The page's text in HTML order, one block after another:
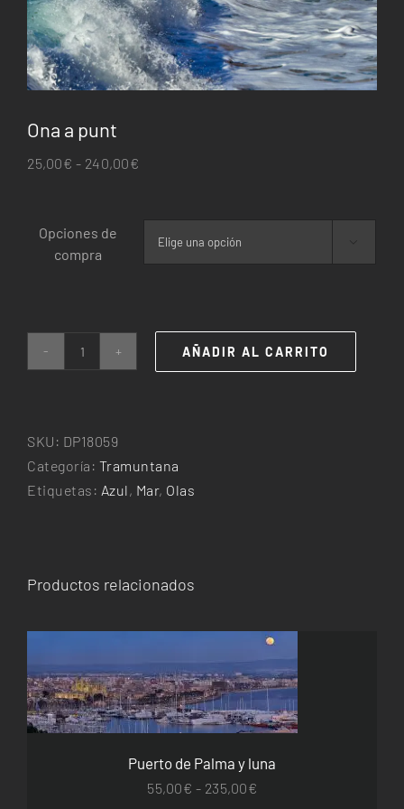
Ona a punt
25,00€ - 240,00€
desde
25,00€
Opciones de
compra
Ona
cantidad
AÑADIR AL CARRITO
SKU: DP18059
Categoría: Tramuntana
Etiquetas: Azul, Mar, Olas
Productos relacionados
SELECCIONAR OPCIONESESTE
PRODUCTO
TIENE
MÚLTIPLES
LAS
OPCIONES
/ DETALLES
Puerto de Palma y luna
55,00€ - 235,00€